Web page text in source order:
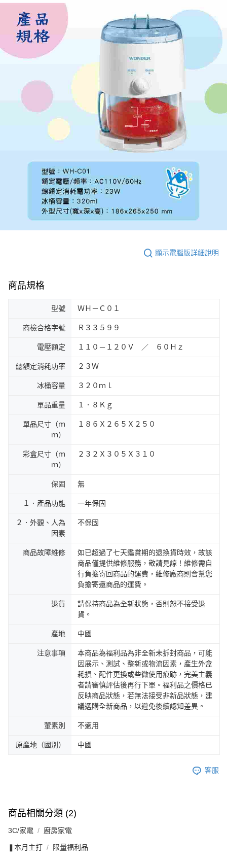
顯示電腦版詳細說明
商品規格
型號 ＷＨ－Ｃ０１
商檢合格字號 Ｒ３３５９９
電壓額定 １１０－１２０Ｖ ／ ６０Ｈｚ
總額定消耗功率 ２３Ｗ
冰桶容量 ３２０ｍｌ
單品重量 １．８Ｋｇ
單品尺寸（ｍ
ｍ）
１８６Ｘ２６５Ｘ２５０
彩盒尺寸（ｍ
ｍ）
２３２Ｘ３０５Ｘ３１０
保固 無
１．產品功能 一年保固
２．外觀、人為
因素
不保固
商品故障維修
如已超過了七天鑑賞期的退換貨時效，故該
商品僅提供維修服務，敬請見諒！維修需自
行負擔寄回商品的運費，維修廠商則會幫您
負擔寄還商品的運費。
退貨
請保持商品為全新狀態，否則恕不接受退
貨。
產地 中國
注意事項
本商品為福利品為非全新未拆封商品，可能
因展示、測試、整新或物流因素，產生外盒
耗損、配件更換或些微使用痕跡，完美主義
者請審慎評估後再行下單。福利品之價格已
反映商品狀態，若無法接受非新品狀態，建
議選購全新商品，以避免後續認知差異。
葷素別 不適用
原產地（國別） 中國
客服
商品相關分類 (2)
3C/家電 廚房家電
❚本月主打 限量福利品